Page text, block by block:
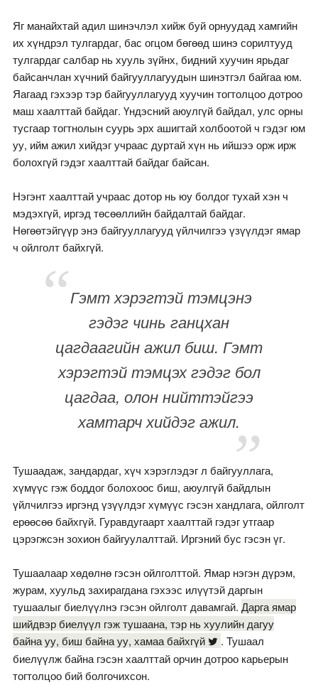
Яг манайхтай адил шинэчлэл хийж буй орнуудад хамгийн
их хүндрэл тулгардаг, бас огцом бөгөөд шинэ сорилтууд
тулгардаг салбар нь хууль зүйнх, бидний хуучин ярьдаг
байсанчлан хүчний байгууллагуудын шинэтгэл байгаа юм.
Яагаад гэхээр тэр байгууллагууд хуучин тогтолцоо дотроо
маш хаалттай байдаг. Үндэсний аюулгүй байдал, улс орны
тусгаар тогтнолын суурь эрх ашигтай холбоотой ч гэдэг юм
уу, ийм ажил хийдэг учраас дуртай хүн нь ийшээ орж ирж
болохгүй гэдэг хаалттай байдаг байсан.
Нэгэнт хаалттай учраас дотор нь юу болдог тухай хэн ч
мэдэхгүй, иргэд төсөөллийн байдалтай байдаг.
Нөгөөтэйгүүр энэ байгууллагууд үйлчилгээ үзүүлдэг ямар
ч ойлголт байхгүй.
Гэмт хэрэгтэй тэмцэнэ
гэдэг чинь ганцхан
цагдаагийн ажил биш. Гэмт
хэрэгтэй тэмцэх гэдэг бол
цагдаа, олон нийттэйгээ
хамтарч хийдэг ажил.
Тушаадаж, зандардаг, хүч хэрэглэдэг л байгууллага,
хүмүүс гэж боддог болохоос биш, аюулгүй байдлын
үйлчилгээ иргэнд үзүүлдэг хүмүүс гэсэн хандлага, ойлголт
ерөөсөө байхгүй. Гуравдугаарт хаалттай гэдэг утгаар
цэрэгжсэн зохион байгуулалттай. Иргэний бус гэсэн үг.
Тушаалаар хөдөлнө гэсэн ойлголттой. Ямар нэгэн дүрэм,
журам, хуульд захирагдана гэхээс илүүтэй даргын
тушаалыг биелүүлнэ гэсэн ойлголт давамгай. Дарга ямар
шийдвэр биелүүл гэж тушаана, тэр нь хуулийн дагуу
байна уу, биш байна уу, хамаа байхгүй
. Тушаал
биелүүлж байна гэсэн хаалттай орчин дотроо карьерын
тогтолцоо бий болгочихсон.